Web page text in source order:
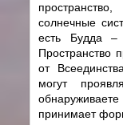
солнечные
есть Будда –
Пространство
от
могут
принимает